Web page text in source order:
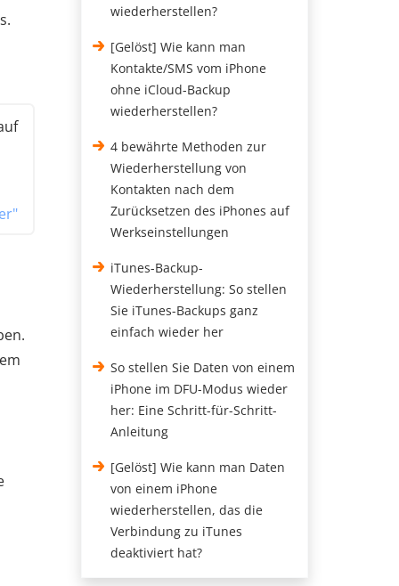
wiederherstellen?
[Gelöst] Wie kann man
Kontakte/SMS vom iPhone
ohne iCloud-Backup
wiederherstellen?
4 bewährte Methoden zur
Wiederherstellung von
Kontakten nach dem
Zurücksetzen des iPhones auf
Werkseinstellungen
iTunes-Backup-
Wiederherstellung: So stellen
Sie iTunes-Backups ganz
einfach wieder her
So stellen Sie Daten von einem
iPhone im DFU-Modus wieder
her: Eine Schritt-für-Schritt-
Anleitung
[Gelöst] Wie kann man Daten
von einem iPhone
wiederherstellen, das die
Verbindung zu iTunes
deaktiviert hat?